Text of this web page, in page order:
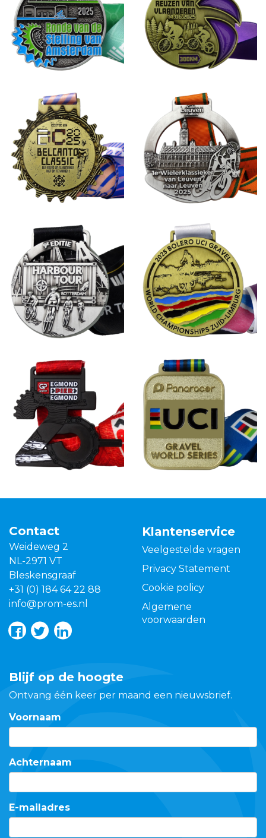
Contact
Weideweg 2
NL-2971 VT
Bleskensgraaf
+31 (0) 184 64 22 88
info@prom-es.nl
Klantenservice
Veelgestelde vragen
Privacy Statement
Cookie policy
Algemene
voorwaarden
Blijf op de hoogte
Ontvang één keer per maand een nieuwsbrief.
Voornaam
Achternaam
E-mailadres